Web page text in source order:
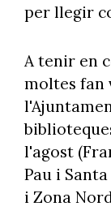
per llegir
A tenir en
moltes fan
l'agost
Pau i
i Zona